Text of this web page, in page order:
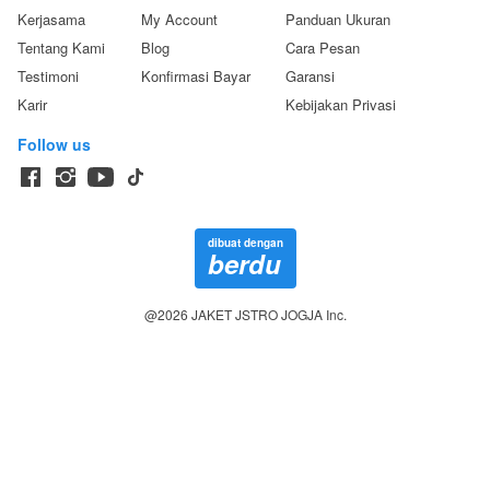
Kerjasama
Tentang Kami
Testimoni
Karir
My Account
Blog
Konfirmasi Bayar
Panduan Ukuran
Cara Pesan
Garansi
Kebijakan Privasi
Follow us
dibuat dengan
berdu
@2026 JAKET JSTRO JOGJA Inc.